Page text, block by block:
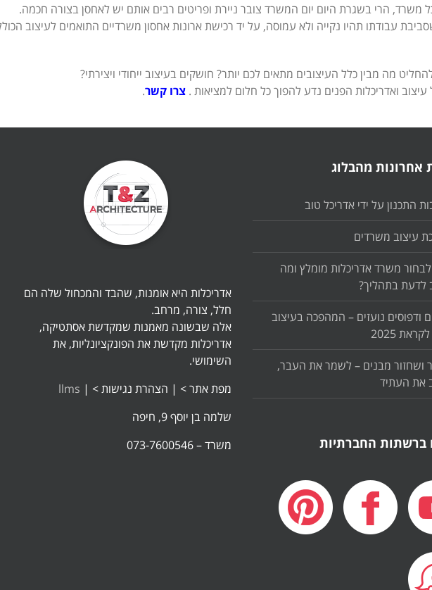
משרד, הרי בשגרת היום יום המשרד צובר ניירת ופריטים רבים אותם יש לאחסן בצורה חכמה.
עבודתו תהיו נקייה ולא עמוסה, על יד רכישת ארונות אחסון משרדיים התואמים לעיצוב
מה מבין כלל העיצובים מתאים לכם יותר? חושקים בעיצוב ייחודי ויצירתי?
ואדריכלות הפנים נדע להפוך כל חלום למציאות . צרו קשר.
אחרונות מהבלוג
התכנון על ידי אדריכל טוב
עיצוב משרדים
משרד אדריכלות מומלץ ומה
לדעת בתהליך?
ודפוסים נועזים – המהפכה בעיצוב
2025
ושחזור מבנים – לשמר את העבר,
את העתיד
ברשתות החברתיות
אדריכלות היא אומנות, שהבד והמכחול שלה הם
חלל, צורה, מרחב.
אלה שבשונה מאמנות שמקדשת אסתטיקה,
אדריכלות מקדשת את הפונקציונליות, את
השימושי.
מפת אתר > | הצהרת נגישות > |
llms
שלמה בן יוסף 9, חיפה
משרד – 073-7600546